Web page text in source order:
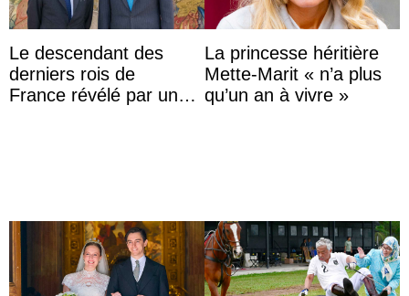
Le descendant des
derniers rois de
France révélé par un
La princesse héritière
Mette-Marit « n’a plus
qu’un an à vivre »